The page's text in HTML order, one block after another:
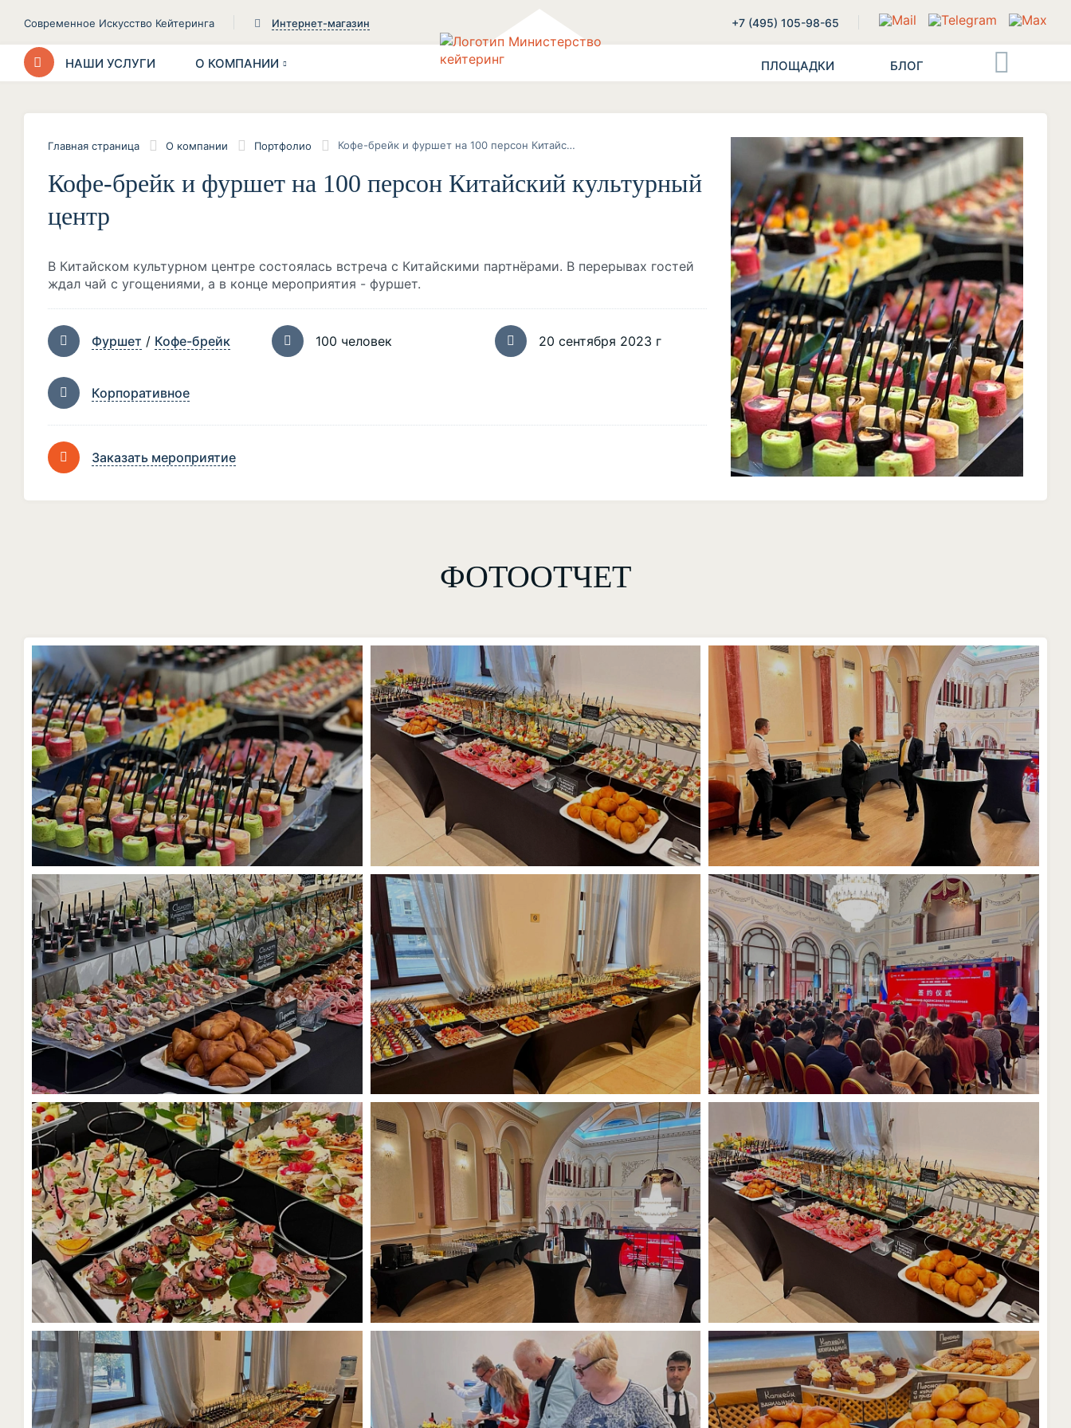
Современное Искусство Кейтеринга Интернет-магазин +7 (495) 105-98-65
НАШИ УСЛУГИ О КОМПАНИИ ПЛОЩАДКИ БЛОГ
Главная страница О компании Портфолио Кофе-брейк и фуршет на 100 персон Китайский культурный центр
Кофе-брейк и фуршет на 100 персон Китайский культурный
центр
В Китайском культурном центре состоялась встреча с Китайскими партнёрами. В перерывах гостей
ждал чай с угощениями, а в конце мероприятия - фуршет.
Фуршет / Кофе-брейк 100 человек 20 сентября 2023 г
Корпоративное
Заказать мероприятие
ФОТООТЧЕТ